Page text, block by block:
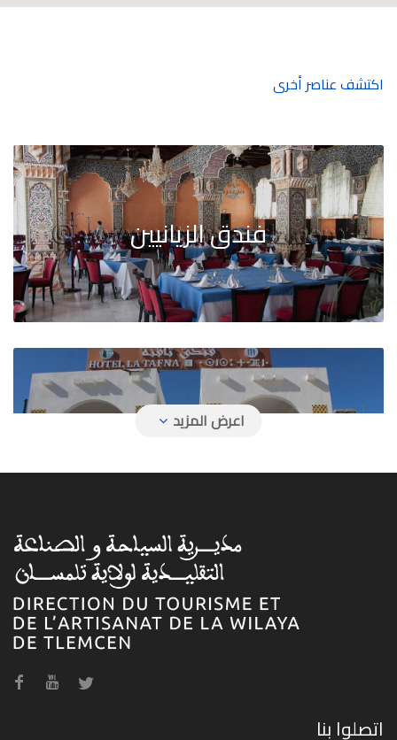
اكتشف عناصر أخرى
فندق الزيانيين
فندق تافنة
فندق حمام بوغرارة
اتصلوا بنا